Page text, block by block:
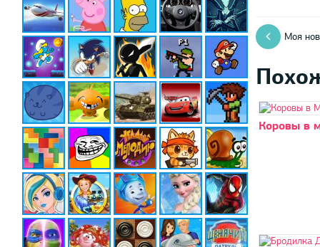
Моя
Коровы в